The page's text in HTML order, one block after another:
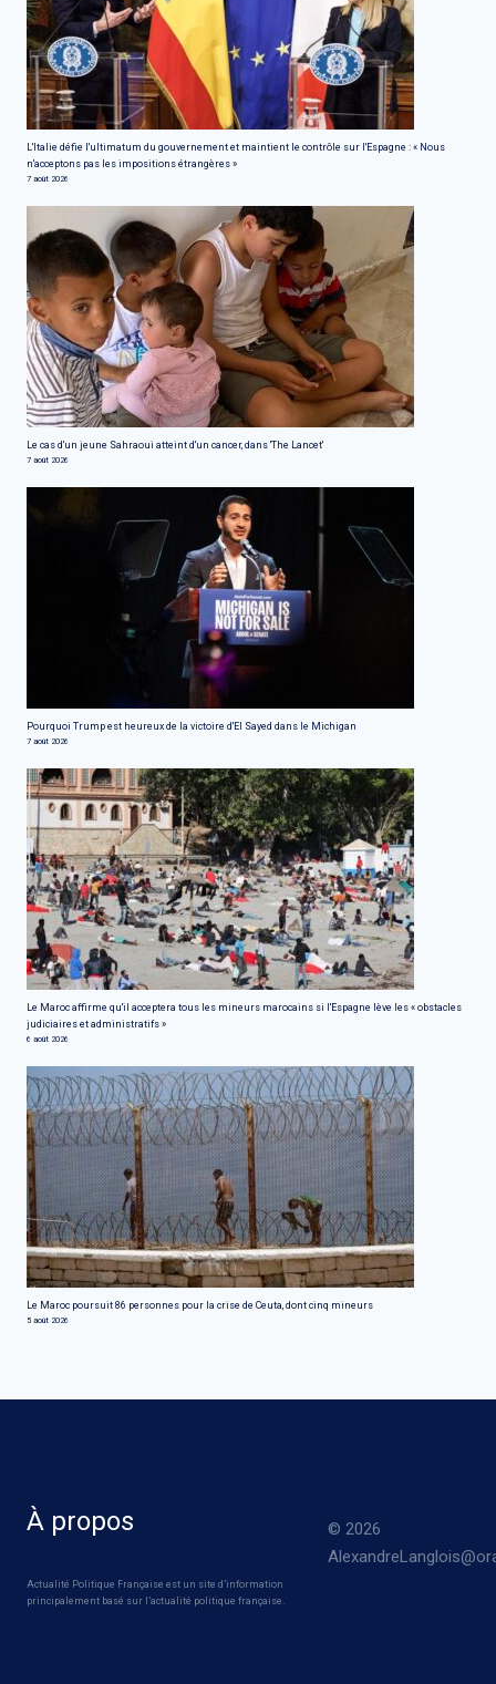
L'Italie défie l'ultimatum du gouvernement et maintient le contrôle sur l'Espagne : « Nous
n'acceptons pas les impositions étrangères »
7 août 2026
Le cas d'un jeune Sahraoui atteint d'un cancer, dans 'The Lancet'
7 août 2026
Pourquoi Trump est heureux de la victoire d'El Sayed dans le Michigan
7 août 2026
Le Maroc affirme qu'il acceptera tous les mineurs marocains si l'Espagne lève les « obstacles
judiciaires et administratifs »
6 août 2026
Le Maroc poursuit 86 personnes pour la crise de Ceuta, dont cinq mineurs
5 août 2026
À propos
Actualité Politique Française est un site d’information
principalement basé sur l’actualité politique française.
© 2026